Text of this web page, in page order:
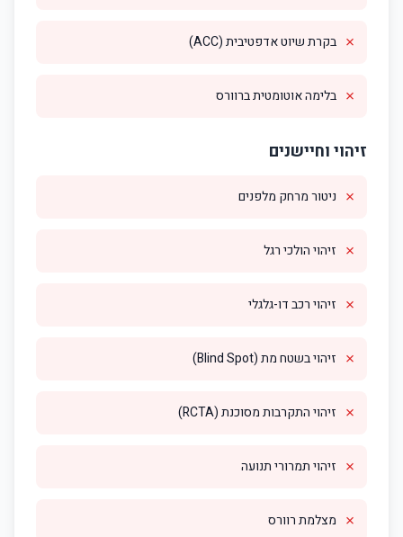
✗ בקרת שיוט אדפטיבית (ACC)
✗ בלימה אוטומטית ברוורס
זיהוי וחיישנים
✗ ניטור מרחק מלפנים
✗ זיהוי הולכי רגל
✗ זיהוי רכב דו-גלגלי
✗ זיהוי בשטח מת (Blind Spot)
✗ זיהוי התקרבות מסוכנת (RCTA)
✗ זיהוי תמרורי תנועה
✗ מצלמת רוורס